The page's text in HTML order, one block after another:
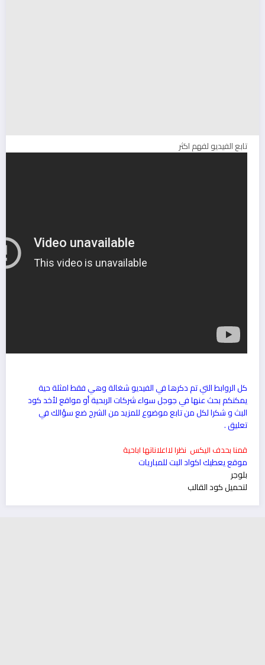
تابع الفيديو لفهم اكثر
كل الروابط التي تم دكرها في الفيديو شغالة وهي فقط امثلة حية
يمكنكم بحث عنها في جوجل سواء شركات الربحية أو مواقع لأخد كود
البث و شكرا لكل من تابع موضوع للمزيد من الشرح ضع سؤالك في
تعليق .
قمنا بحدف اليكس نظرا لااعلاناتها اباحية
موقع يعطيك اكواد البت للمباريات
بلوجر
لتحميل كود القالب